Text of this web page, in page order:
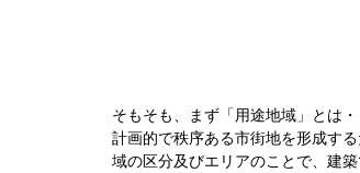
そもそも、まず「用途地域」とは・
計画的で秩序ある市街地を形成す
域の区分及びエリアのことで、建